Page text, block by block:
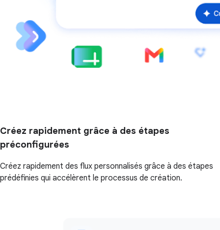
Créez rapidement grâce à des étapes
préconfigurées
Créez rapidement des flux personnalisés grâce à des étapes
prédéfinies qui accélèrent le processus de création.